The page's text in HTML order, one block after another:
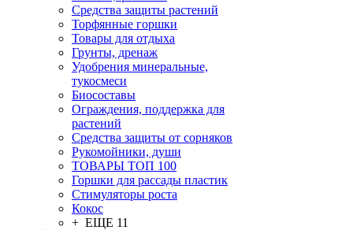
Средства защиты растений
Торфянные горшки
Товары для отдыха
Грунты, дренаж
Удобрения минеральные,
тукосмеси
Биосоставы
Ограждения, поддержка для
растений
Средства защиты от сорняков
Рукомойники, души
ТОВАРЫ ТОП 100
Горшки для рассады пластик
Стимуляторы роста
Кокос
+ ЕЩЕ 11